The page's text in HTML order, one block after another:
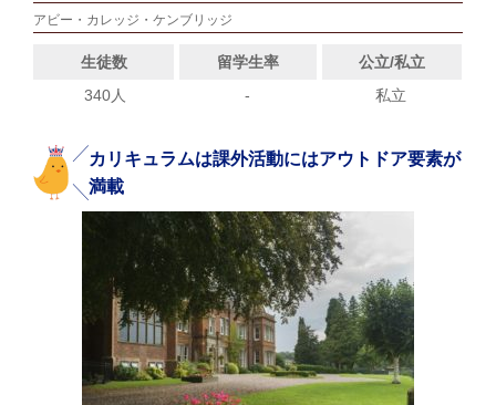
アビー・カレッジ・ケンブリッジ
生徒数 留学生率
公立/私立
340人
- 私立
カリキュラムは課外活動にはアウトドア要素が
満載